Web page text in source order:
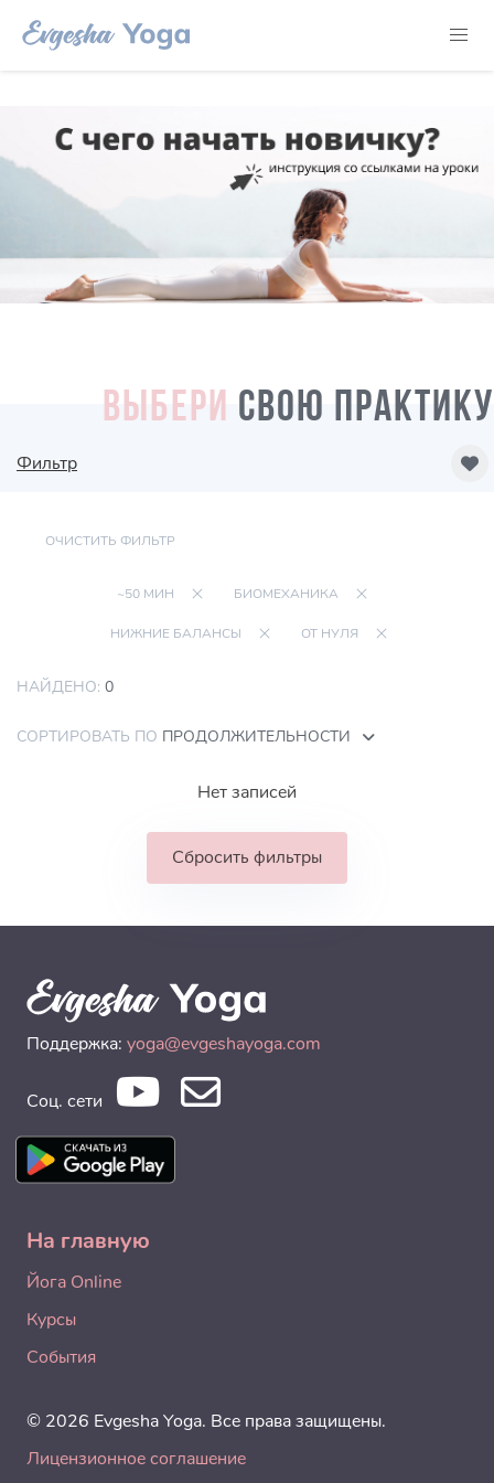
ВЫБЕРИ СВОЮ ПРАКТИКУ
Фильтр
ОЧИСТИТЬ ФИЛЬТР
~50 МИН БИОМЕХАНИКА
НИЖНИЕ БАЛАНСЫ ОТ НУЛЯ
НАЙДЕНО: 0
СОРТИРОВАТЬ ПО ПРОДОЛЖИТЕЛЬНОСТИ
Нет записей
Сбросить фильтры
Поддержка: yoga@evgeshayoga.com
Соц. сети
На главную
Йога Online
Курсы
События
© 2026 Evgesha Yoga. Все права защищены.
Лицензионное соглашение